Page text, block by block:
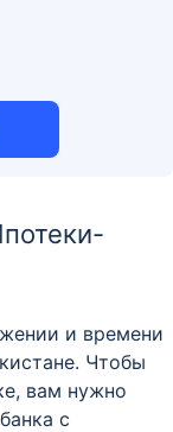
и времени
Чтобы
вам нужно
с